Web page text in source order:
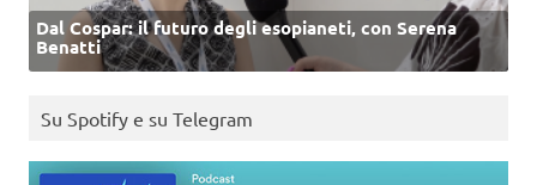
Dal Cospar: il futuro degli esopianeti, con Serena
Benatti
Su Spotify e su Telegram